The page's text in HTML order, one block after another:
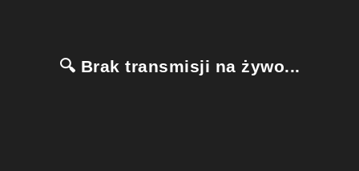
🔍 Brak transmisji na żywo...